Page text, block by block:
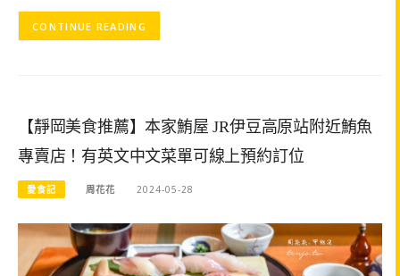
CONTINUE READING
【靜岡美食推薦】本家鮪屋 JR伊豆高原站附近鮪魚
專賣店！有英文中文菜單可線上預約訂位
愛食記 周花花 2024-05-28